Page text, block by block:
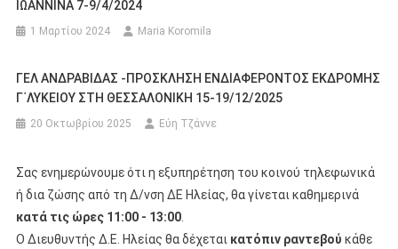
ΙΩΑΝΝΙΝΑ 7-9/4/2024
1 Μαρτίου 2024 Maria Koromila
ΓΕΛ ΑΝΔΡΑΒΙΔΑΣ -ΠΡΟΣΚΛΗΣΗ ΕΝΔΙΑΦΕΡΟΝΤΟΣ ΕΚΔΡΟΜΗΣ
Γ΄ΛΥΚΕΙΟΥ ΣΤΗ ΘΕΣΣΑΛΟΝΙΚΗ 15-19/12/2025
20 Οκτωβρίου 2025 Εύη Τζάννε
Σας ενημερώνουμε ότι η εξυπηρέτηση του κοινού τηλεφωνικά
ή δια ζώσης από τη Δ/νση ΔΕ Ηλείας, θα γίνεται καθημερινά
κατά τις ώρες 11:00 - 13:00.
Ο Διευθυντής Δ.Ε. Ηλείας θα δέχεται κατόπιν ραντεβού κάθε